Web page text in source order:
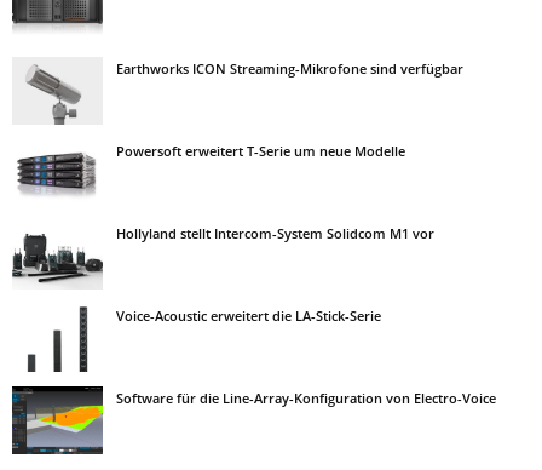
Earthworks ICON Streaming-Mikrofone sind verfügbar
Powersoft erweitert T-Serie um neue Modelle
Hollyland stellt Intercom-System Solidcom M1 vor
Voice-Acoustic erweitert die LA-Stick-Serie
Software für die Line-Array-Konfiguration von Electro-Voice